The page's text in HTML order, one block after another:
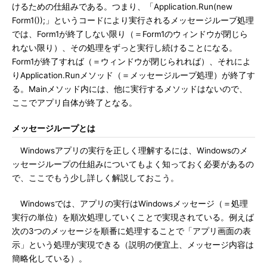
けるための仕組みである。つまり、「Application.Run(new
Form1());」というコードにより実行されるメッセージループ処理
では、Form1が終了しない限り（＝Form1のウィンドウが閉じら
れない限り）、その処理をずっと実行し続けることになる。
Form1が終了すれば（＝ウィンドウが閉じられれば）、それによ
りApplication.Runメソッド（＝メッセージループ処理）が終了す
る。Mainメソッド内には、他に実行するメソッドはないので、
ここでアプリ自体が終了となる。
メッセージループとは
Windowsアプリの実行を正しく理解するには、Windowsのメ
ッセージループの仕組みについてもよく知っておく必要があるの
で、ここでもう少し詳しく解説しておこう。
Windowsでは、アプリの実行はWindowsメッセージ（＝処理
実行の単位）を順次処理していくことで実現されている。例えば
次の3つのメッセージを順番に処理することで「アプリ画面の表
示」という処理が実現できる（説明の便宜上、メッセージ内容は
簡略化している）。